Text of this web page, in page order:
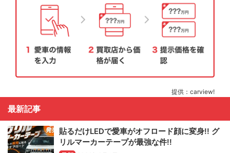
提供：carview!
最新記事
貼るだけLEDで愛車がオフロード顔に変身!! グ
リルマーカーテープが最強な件!!